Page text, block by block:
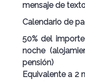
mensaje de
Calendario de
50% del
noche
pensión)
Equivalente a 2